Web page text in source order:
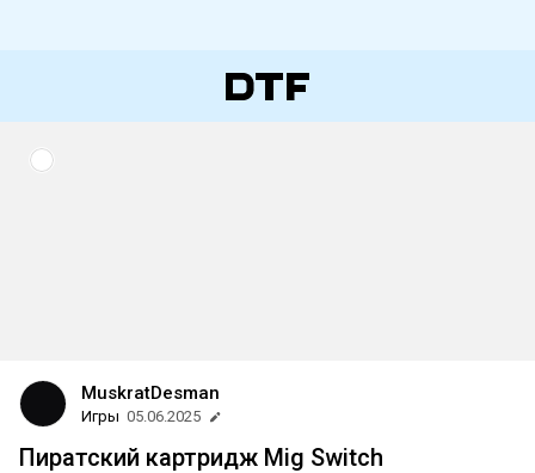
MuskratDesman
Игры 05.06.2025
Пиратский картридж Mig Switch